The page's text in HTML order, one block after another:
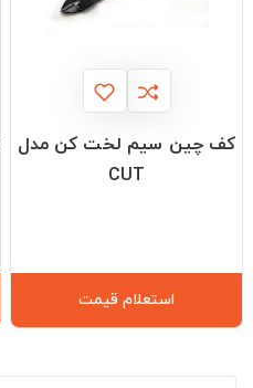
کف چین سیم لخت کن مدل
CUT
استعلام قیمت